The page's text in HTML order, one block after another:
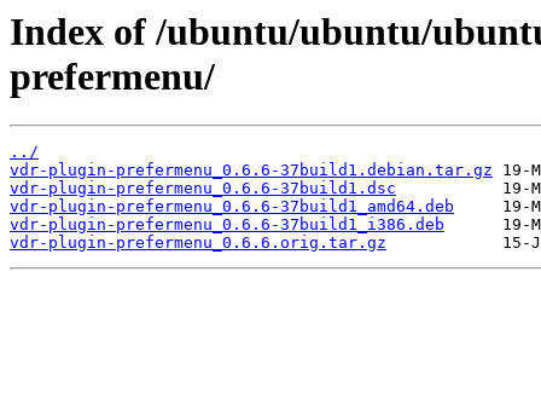
Index of /ubuntu/ubuntu/
prefermenu/
../
vdr-plugin-prefermenu_0.6.6-37build1.debian.tar.gz
vdr-plugin-prefermenu_0.6.6-37build1.dsc
vdr-plugin-prefermenu_0.6.6-37build1_amd64.deb
vdr-plugin-prefermenu_0.6.6-37build1_i386.deb
vdr-plugin-prefermenu_0.6.6.orig.tar.gz